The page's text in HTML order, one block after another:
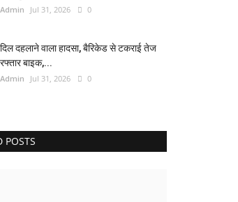
Admin Jul 31, 2026 0
दिल दहलाने वाला हादसा, बैरिकेड से टकराई तेज
रफ्तार बाइक,...
Admin Jul 31, 2026 0
POSTS